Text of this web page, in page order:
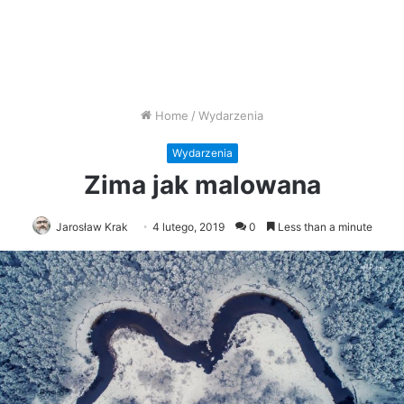
Home / Wydarzenia
Wydarzenia
Zima jak malowana
Jarosław Krak 4 lutego, 2019 0 Less than a minute